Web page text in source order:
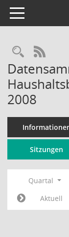
Toggle navigation
2008
Sitzungen
Quartal
Aktuell